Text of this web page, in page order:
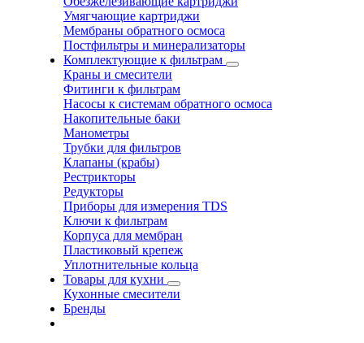
Умягчающие картриджи
Мембраны обратного осмоса
Постфильтры и минерализаторы
Комплектующие к фильтрам
Краны и смесители
Фитинги к фильтрам
Насосы к системам обратного осмоса
Накопительные баки
Манометры
Трубки для фильтров
Клапаны (крабы)
Рестрикторы
Редукторы
Приборы для измерения TDS
Ключи к фильтрам
Корпуса для мембран
Пластиковый крепеж
Уплотнительные кольца
Товары для кухни
Кухонные смесители
Бренды